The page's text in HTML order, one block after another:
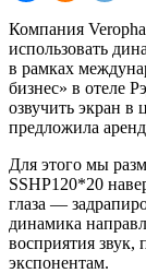
Компания
использовать
в рамках
бизнес» в отеле
озвучить экран в
предложила
Для этого мы
SSHP120*20
глаза —
динамика
восприятия
экспонентам.